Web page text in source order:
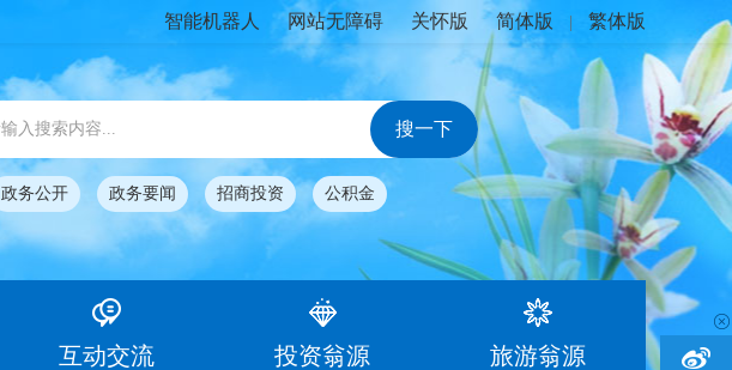
智能机器人 网站无障碍 关怀版 简体版 繁体版
政务公开 政务要闻 招商投资 公积金
互动交流 投资翁源 旅游翁源